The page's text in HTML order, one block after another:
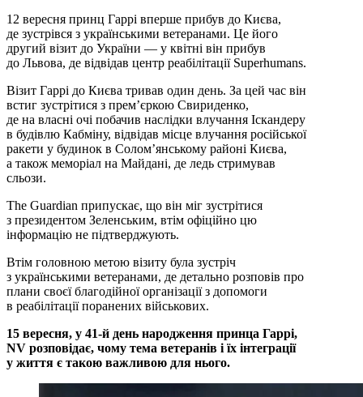
12 вересня принц Гаррі вперше прибув до Києва,
де зустрівся з українськими ветеранами. Це його
другий візит до України — у квітні він прибув
до Львова, де відвідав центр реабілітації Superhumans.
Візит Гаррі до Києва тривав один день. За цей час він
встиг зустрітися з премʼєркою Свириденко,
де на власні очі побачив наслідки влучання Іскандеру
в будівлю Кабміну, відвідав місце влучання російської
ракети у будинок в Соломʼянському районі Києва,
а також меморіал на Майдані, де ледь стримував
сльози.
The Guardian припускає, що він міг зустрітися
з президентом Зеленським, втім офіційно цю
інформацію не підтверджують.
Втім головною метою візиту була зустріч
з українськими ветеранами, де детально розповів про
плани своєї благодійної організації з допомоги
в реабілітації поранених військових.
15 вересня, у 41-й день народження принца Гаррі,
NV розповідає, чому тема ветеранів і їх інтеграції
у життя є такою важливою для нього.